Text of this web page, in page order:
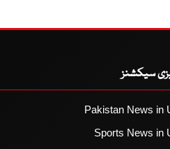
سیکشنز
Pakistan News in
Sports News in